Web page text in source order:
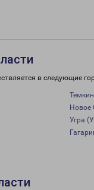
в следующие
Новое
Угра